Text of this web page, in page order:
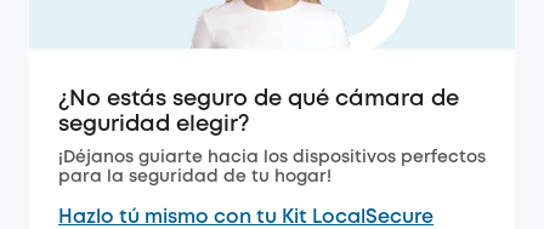
¿No estás seguro de qué cámara de
seguridad elegir?
¡Déjanos guiarte hacia los dispositivos perfectos
para la seguridad de tu hogar!
Hazlo tú mismo con tu Kit LocalSecure